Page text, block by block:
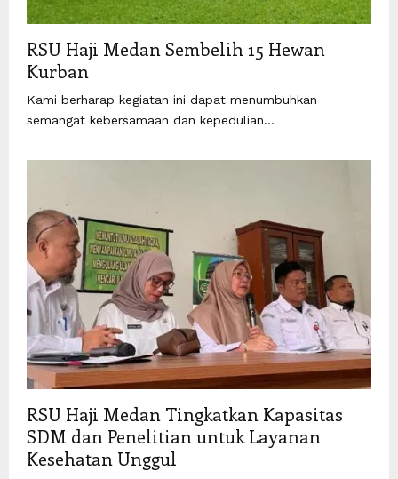
RSU Haji Medan Sembelih 15 Hewan
Kurban
Kami berharap kegiatan ini dapat menumbuhkan
semangat kebersamaan dan kepedulian...
RSU Haji Medan Tingkatkan Kapasitas
SDM dan Penelitian untuk Layanan
Kesehatan Unggul